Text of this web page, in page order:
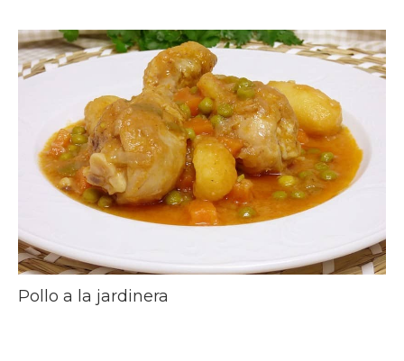
Pollo a la jardinera